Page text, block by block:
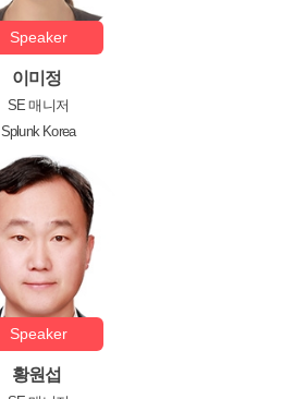
Speaker
이미정
SE 매니저
Splunk Korea
Speaker
황원섭